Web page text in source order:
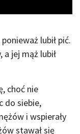
lubił pić.
a jej mąż lubił
choć nie
do siebie,
i wspierały
stawał się